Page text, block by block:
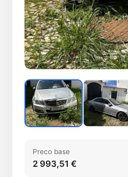
Preco base
2 993,51 €